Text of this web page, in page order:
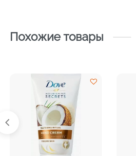
Похожие товары